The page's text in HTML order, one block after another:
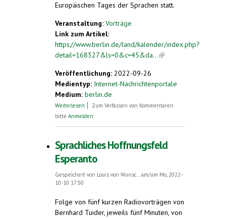
Europäischen Tages der Sprachen statt.
Veranstaltung: Vorträge
Link zum Artikel:
https://www.berlin.de/land/kalender/index.php?
detail=168327&ls=0&c=45&da...(link is
Veröffentlichung: 2022-09-26
Medientyp: Internet-Nachrichtenportale
Medium: berlin.de
Weiterlesen über Esperanto als ergänzende Sprache -
Zum Verfassen von Kommentaren
bitte Anmelden.
Sprachliches Hoffnungsfeld
Esperanto
Gespeichert von Louis von Wunsc...am/um Mo, 2022-
10-10 17:50
Folge von fünf kurzen Radiovorträgen von
Bernhard Tuider, jeweils fünf Minuten, von